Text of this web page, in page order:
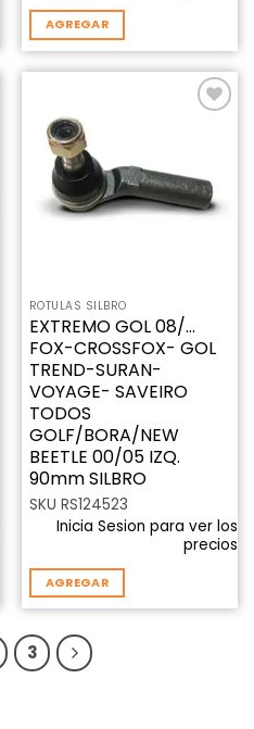
AGREGAR
deseos
ROTULAS SILBRO
EXTREMO GOL 08/…
FOX-CROSSFOX- GOL
TREND-SURAN-
VOYAGE- SAVEIRO
TODOS
GOLF/BORA/NEW
BEETLE 00/05 IZQ.
90mm SILBRO
SKU RS124523
Inicia Sesion para ver los
precios
AGREGAR
3